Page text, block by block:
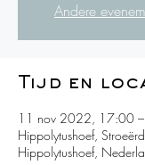
Andere
Tijd en
11 nov 2022, 17:00
Hippolytushoef,
Hippolytushoef,